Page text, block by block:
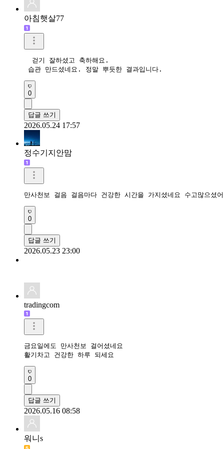
아침햇살77
  걷기 잘하셨고 축하해요.
습관 만드셨네요. 정말 뿌듯한 결과입니다.
0
답글 쓰기
2026.05.24 17:57
정수기지안맘
만사천보 걸음 걸음마다 건강한 시간을 가지셨네요 수고많으셨
0
답글 쓰기
2026.05.23 23:00
tradingcom
금요일에도 만사천보 걸어셨네요
활기차고 건강한 하루 되세요
0
답글 쓰기
2026.05.16 08:58
워니s